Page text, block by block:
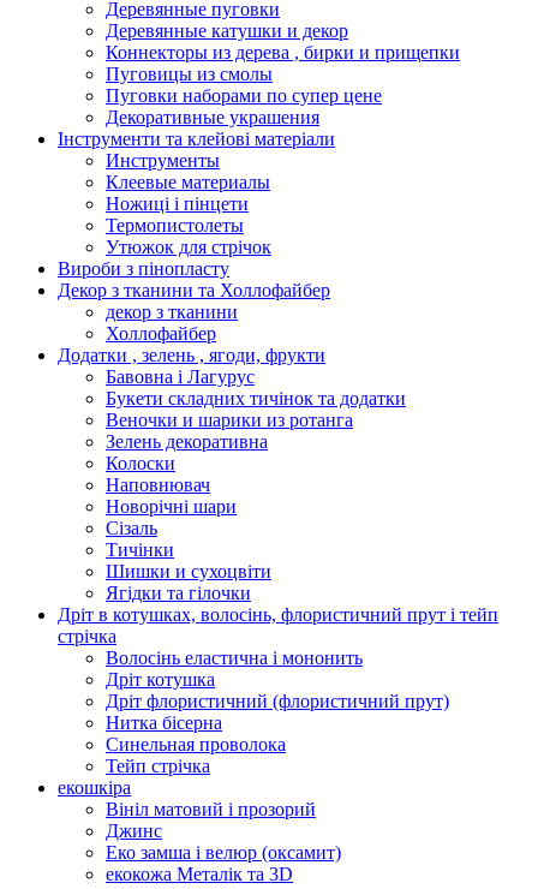
Деревянные пуговки
Деревянные катушки и декор
Коннекторы из дерева , бирки и прищепки
Пуговицы из смолы
Пуговки наборами по супер цене
Декоративные украшения
Інструменти та клейові матеріали
Инструменты
Клеевые материалы
Ножиці і пінцети
Термопистолеты
Утюжок для стрічок
Вироби з пінопласту
Декор з тканини та Холлофайбер
декор з тканини
Холлофайбер
Додатки , зелень , ягоди, фрукти
Бавовна і Лагурус
Букети складних тичінок та додатки
Веночки и шарики из ротанга
Зелень декоративна
Колоски
Наповнювач
Новорічні шари
Сізаль
Тичінки
Шишки и сухоцвіти
Ягідки та гілочки
Дріт в котушках, волосінь, флористичний прут і тейп
стрічка
Волосінь еластична і мононить
Дріт котушка
Дріт флористичний (флористичний прут)
Нитка бісерна
Синельная проволока
Тейп стрічка
екошкіра
Вініл матовий і прозорий
Джинс
Еко замша і велюр (оксамит)
екокожа Металік та 3D